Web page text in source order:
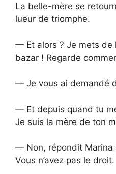
La belle-mère se
lueur de triomphe.
— Et alors ? Je mets de
bazar ! Regarde
— Je vous ai demandé
— Et depuis quand tu
Je suis la mère de ton
— Non, répondit Marina
Vous n’avez pas le droit.